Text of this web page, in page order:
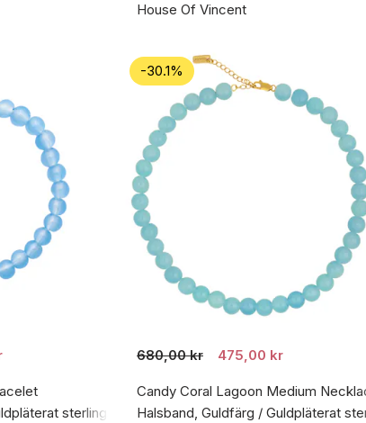
House Of Vincent
sterlingsilver 925
-30.1%
680,00 kr 475,00 kr
Candy Coral Lagoon Medium
Halsband, Guldfärg / Guldpläterat